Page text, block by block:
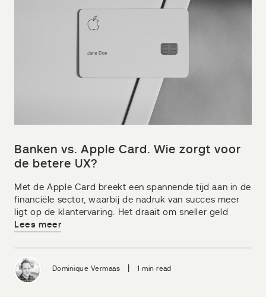
Banken vs. Apple Card. Wie zorgt voor
de betere UX?
Met de Apple Card breekt een spannende tijd aan in de
financiële sector, waarbij de nadruk van succes meer
ligt op de klantervaring. Het draait om sneller geld
Lees meer
Dominique Vermaas 1 min read